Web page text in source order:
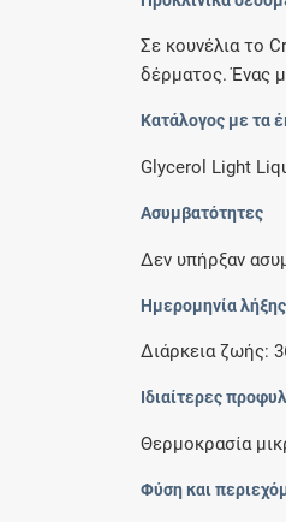
Σε κουνέλια το
δέρματος. Ένας
Κατάλογος με τα
Glycerol Light
Ασυμβατότητες
Δεν υπήρξαν
Ημερομηνία λήξης
Διάρκεια ζωής:
Ιδιαίτερες
Θερμοκρασία
Φύση και